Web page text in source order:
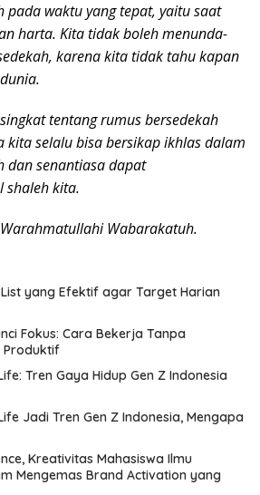
pada waktu yang tepat, yaitu saat
harta. Kita tidak boleh menunda-
karena kita tidak tahu kapan
tentang rumus bersedekah
kita selalu bisa bersikap ikhlas dalam
dan senantiasa dapat
shaleh kita.
Wabarakatuh.
yang Efektif agar Target Harian
Fokus: Cara Bekerja Tanpa
Produktif
Tren Gaya Hidup Gen Z Indonesia
Jadi Tren Gen Z Indonesia, Mengapa
Kreativitas Mahasiswa Ilmu
Mengemas Brand Activation yang